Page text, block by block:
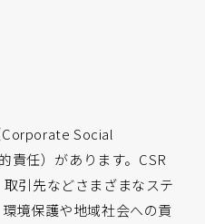
Corporate Social
責任）があります。CSR
引先などさまざまなステ
境保護や地域社会への貢